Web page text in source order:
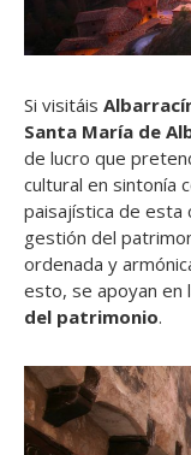
Si visitáis
Santa María de
de lucro que
cultural en sintonía
paisajística de esta
gestión del
ordenada y
esto, se apoyan en
del patrimonio.